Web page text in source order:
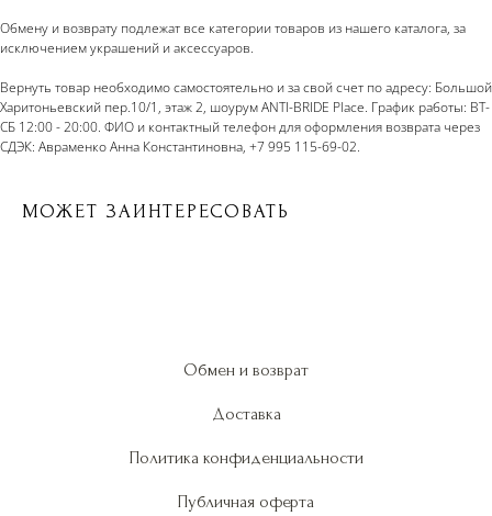
Обмену и возврату подлежат все категории товаров из нашего каталога, за
исключением украшений и аксессуаров.
Вернуть товар необходимо самостоятельно и за свой счет по адресу: Большой
Харитоньевский пер.10/1, этаж 2, шоурум ANTI-BRIDE Place. График работы: ВТ-
СБ 12:00 - 20:00. ФИО и контактный телефон для оформления возврата через
СДЭК: Авраменко Анна Константиновна, +7 995 115-69-02.
МОЖЕТ ЗАИНТЕРЕСОВАТЬ
Обмен и возврат
Доставка
Политика конфиденциальности
Публичная оферта